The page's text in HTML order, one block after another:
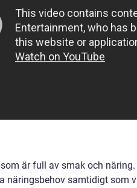
är full av smak och
näringsbehov samtidigt som